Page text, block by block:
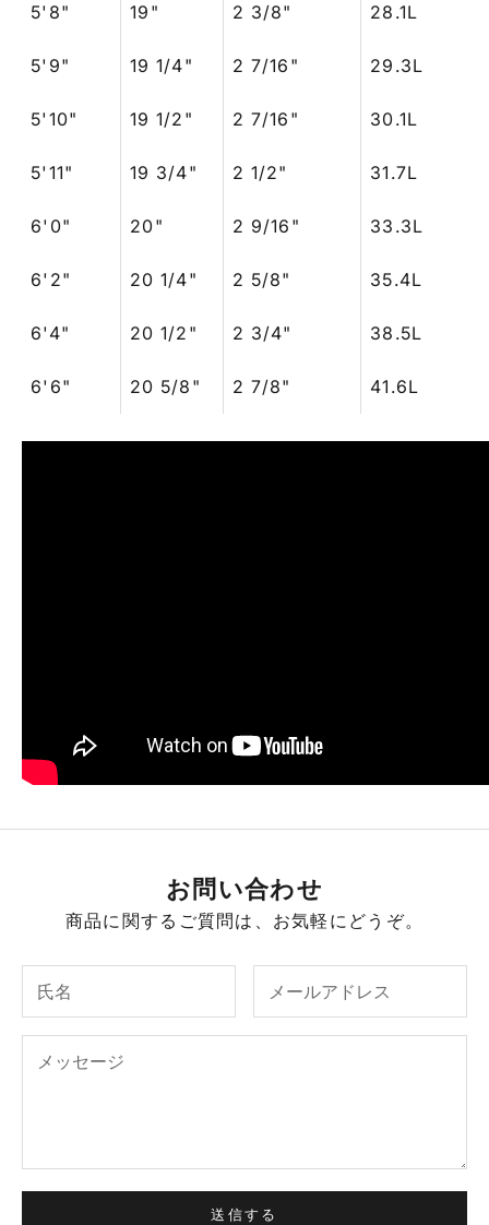
5'8" 19" 2 3/8" 28.1L
5'9" 19 1/4" 2 7/16" 29.3L
5'10" 19 1/2" 2 7/16" 30.1L
5'11" 19 3/4" 2 1/2" 31.7L
6'0" 20" 2 9/16" 33.3L
6'2" 20 1/4" 2 5/8" 35.4L
6'4" 20 1/2" 2 3/4" 38.5L
6'6" 20 5/8" 2 7/8" 41.6L
お問い合わせ
商品に関するご質問は、お気軽にどうぞ。
送信する